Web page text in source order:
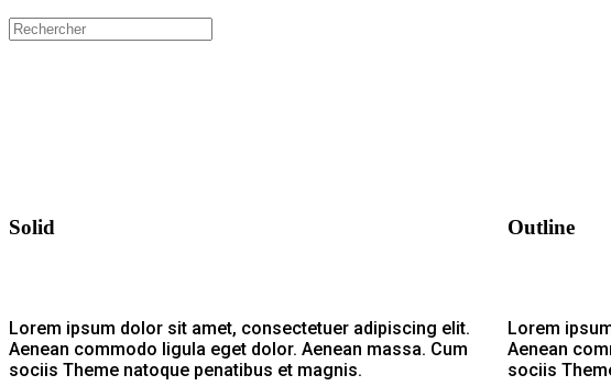
Solid
Lorem ipsum dolor sit amet, consectetuer adipiscing elit.
Aenean commodo ligula eget dolor. Aenean massa. Cum
sociis Theme natoque penatibus et magnis.
Outline
Lorem
Aenean
sociis